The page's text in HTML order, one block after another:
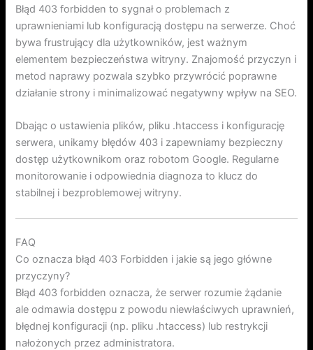
Błąd 403 forbidden to sygnał o problemach z
uprawnieniami lub konfiguracją dostępu na serwerze. Choć
bywa frustrujący dla użytkowników, jest ważnym
elementem bezpieczeństwa witryny. Znajomość przyczyn i
metod naprawy pozwala szybko przywrócić poprawne
działanie strony i minimalizować negatywny wpływ na SEO.
Dbając o ustawienia plików, pliku .htaccess i konfigurację
serwera, unikamy błędów 403 i zapewniamy bezpieczny
dostęp użytkownikom oraz robotom Google. Regularne
monitorowanie i odpowiednia diagnoza to klucz do
stabilnej i bezproblemowej witryny.
FAQ
Co oznacza błąd 403 Forbidden i jakie są jego główne
przyczyny?
Błąd 403 forbidden oznacza, że serwer rozumie żądanie
ale odmawia dostępu z powodu niewłaściwych uprawnień,
błędnej konfiguracji (np. pliku .htaccess) lub restrykcji
nałożonych przez administratora.